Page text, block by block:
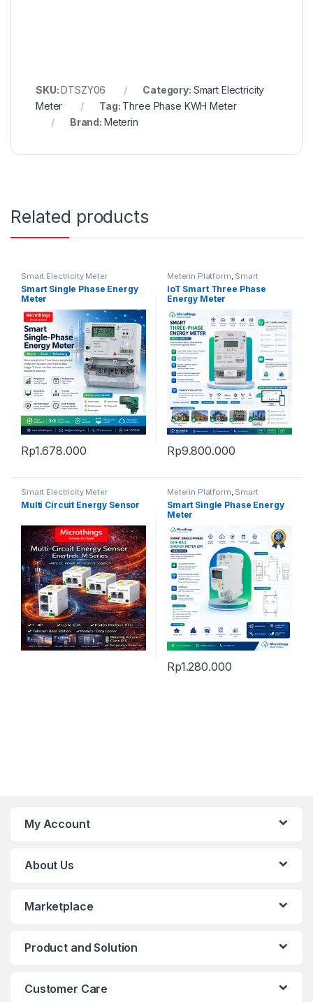
SKU:DTSZY06 Category: Smart Electricity
Meter
Tag: Three Phase KWH Meter
Brand: Meterin
Related products
Smart Electricity Meter
Smart Single Phase Energy
Meter
Rp1.678.000
Meterin Platform, Smart
Electricity Meter
IoT Smart Three Phase
Energy Meter
Rp9.800.000
Smart Electricity Meter
Multi Circuit Energy Sensor
Meterin Platform Smart
Electricity Meter
Smart Single Phase Energy
Meter
Rp1.280.000
My Account
About Us
Marketplace
Product and Solution
Customer Care